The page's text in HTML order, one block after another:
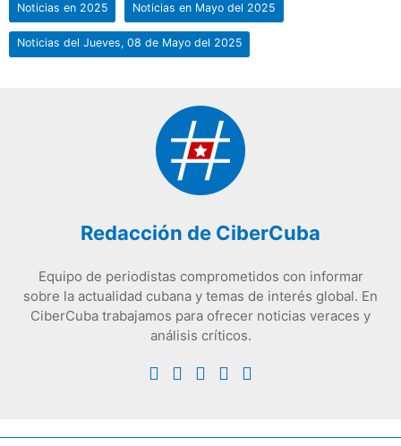
Noticias en 2025 Noticias en Mayo del 2025
Noticias del Jueves, 08 de Mayo del 2025
Redacción de CiberCuba
Equipo de periodistas comprometidos con informar
sobre la actualidad cubana y temas de interés global. En
CiberCuba trabajamos para ofrecer noticias veraces y
análisis críticos.